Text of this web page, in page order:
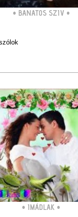
• BANATOS SZIV •
• IMÁDLAK •